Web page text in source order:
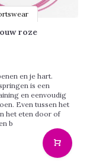
roze
en je hart.
is een
en eenvoudig
Even tussen het
het eten door of
b